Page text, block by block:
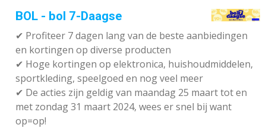
BOL - bol 7-Daagse
✔ Profiteer 7 dagen lang van de beste aanbiedingen
en kortingen op diverse producten
✔ Hoge kortingen op elektronica, huishoudmiddelen,
sportkleding, speelgoed en nog veel meer
✔ De acties zijn geldig van maandag 25 maart tot en
met zondag 31 maart 2024, wees er snel bij want
op=op!